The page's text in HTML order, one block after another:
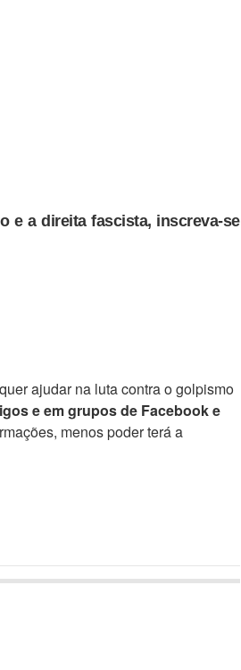
e a direita fascista, inscreva-se
ajudar na luta contra o golpismo
e em grupos de Facebook e
menos poder terá a